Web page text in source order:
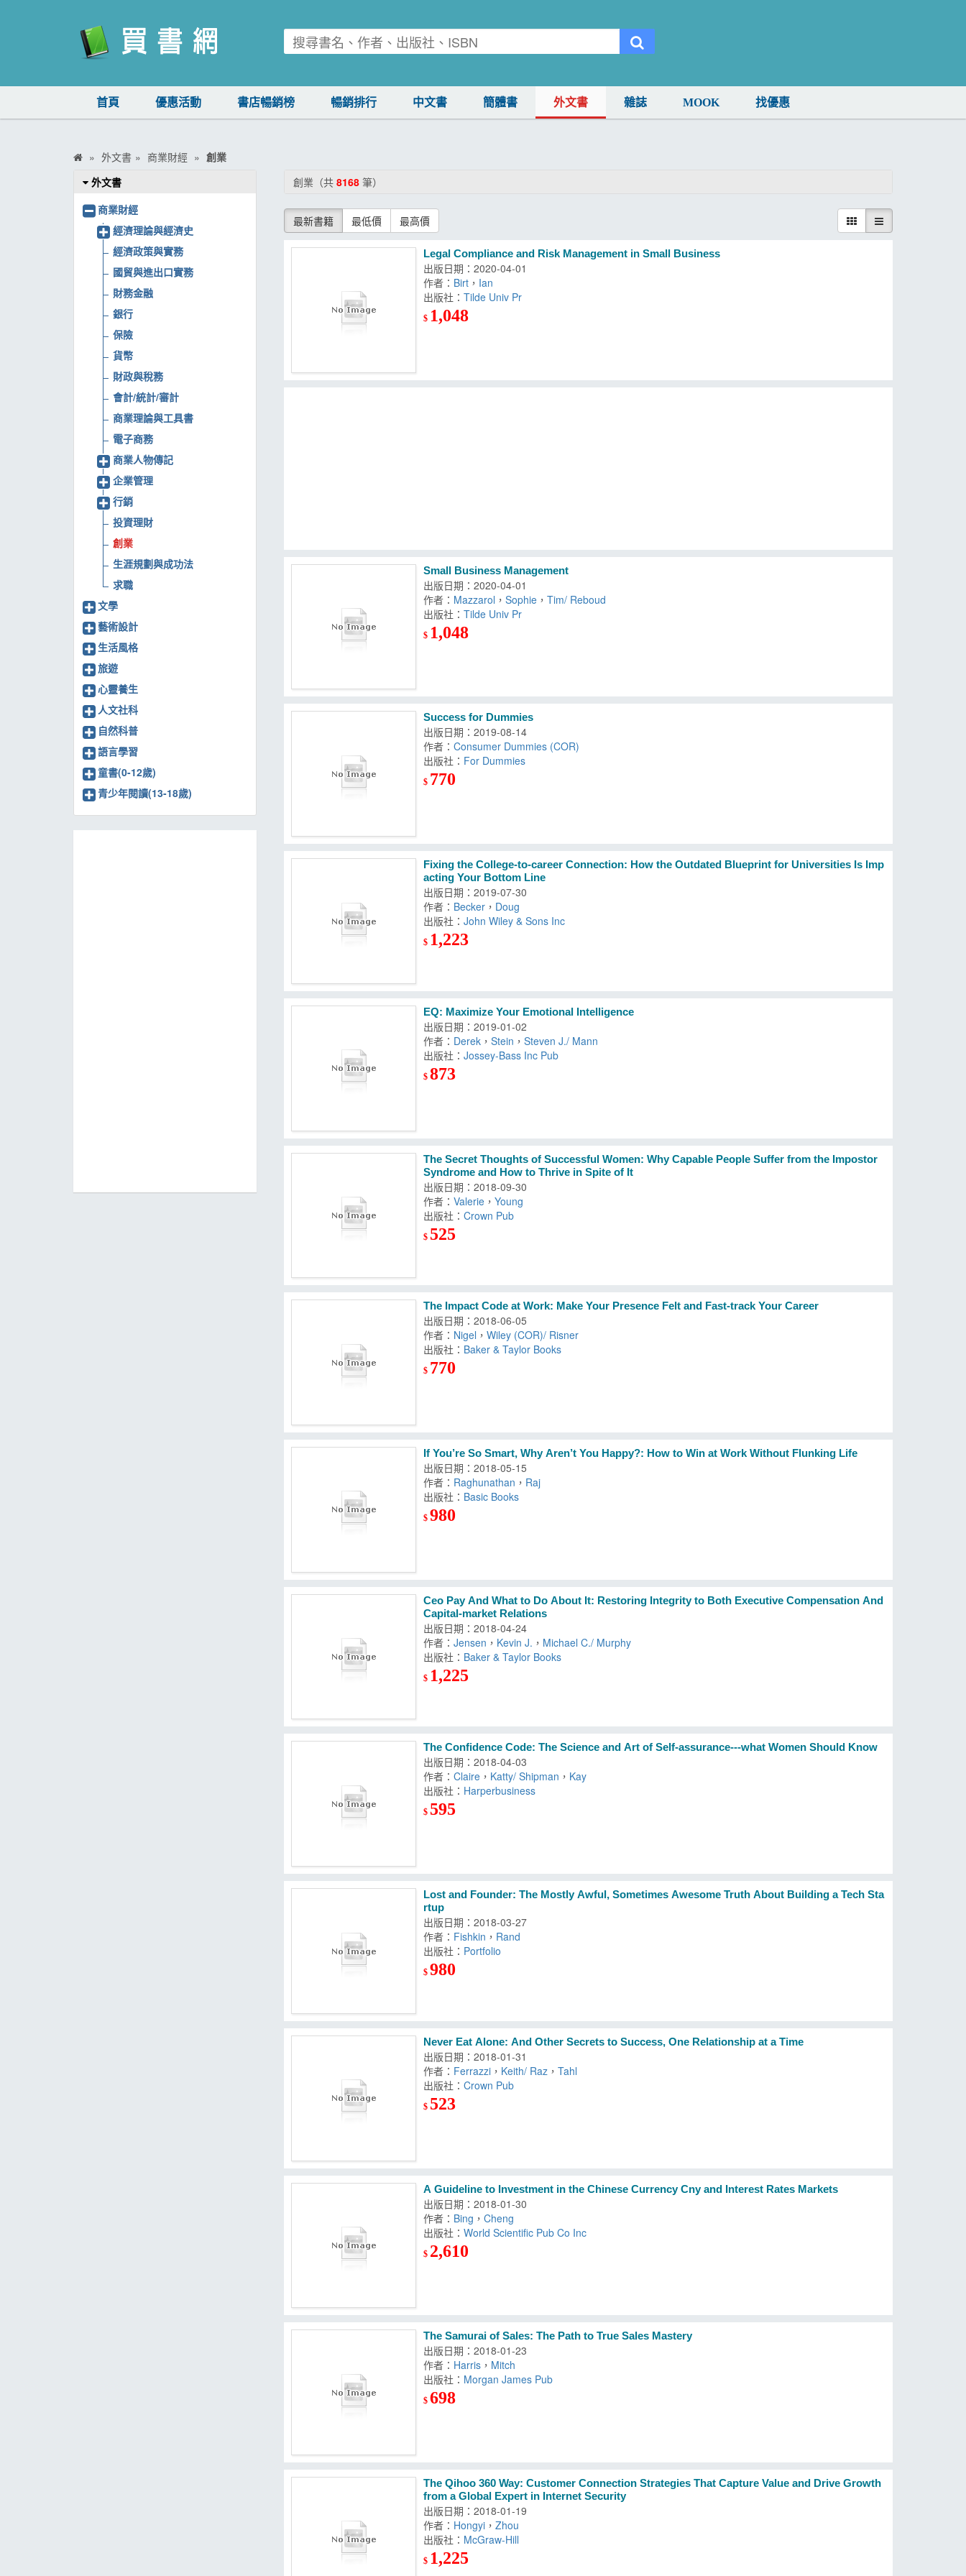
首頁 優惠活動 書店暢銷榜 暢銷排行 中文書 簡體書 外文書 雜誌 MOOK 找優惠
外文書 商業財經
創業
創業（共 8168筆）
最新書籍 最低價 最高價
Legal Compliance and Risk Management in Small Business
出版日期：2020-04-01
作者： Birt ， Ian
出版社：Tilde Univ Pr
$ 1,048
Small Business Management
出版日期：2020-04-01
作者： Mazzarol ，Sophie ，Tim/ Reboud
出版社：Tilde Univ Pr
$ 1,048
Success for Dummies
出版日期：2019-08-14
作者：Consumer Dummies (COR)
出版社： For Dummies
$ 770
Fixing the College-to-career Connection: How the Outdated Blueprint for Universities Is Imp
acting Your Bottom Line
出版日期：2019-07-30
作者： Becker ， Doug
出版社：John Wiley & Sons Inc
$ 1,223
EQ: Maximize Your Emotional Intelligence
出版日期：2019-01-02
作者： Derek ，Stein ，Steven J./ Mann
出版社：Jossey-Bass Inc Pub
$873
The Secret Thoughts of Successful Women: Why Capable People Suffer from the Impostor
Syndrome and How to Thrive in Spite of It
出版日期：2018-09-30
作者：Valerie ，Young
出版社：Crown Pub
$ 525
The Impact Code at Work: Make Your Presence Felt and Fast-track Your Career
出版日期：2018-06-05
作者： Nigel ，Wiley (COR)/ Risner
出版社： Baker & Taylor Books
$ 770
If You’re So Smart, Why Aren’t You Happy?: How to Win at Work Without Flunking Life
出版日期：2018-05-15
作者： Raghunathan ， Raj
出版社： Basic Books
$ 980
Ceo Pay And What to Do About It: Restoring Integrity to Both Executive Compensation And
Capital-market Relations
出版日期：2018-04-24
作者：Jensen ， Kevin J. ， Michael C./ Murphy
出版社： Baker & Taylor Books
$ 1,225
The Confidence Code: The Science and Art of Self-assurance---what Women Should Know
出版日期：2018-04-03
作者：Claire ， Katty/ Shipman ， Kay
出版社： Harperbusiness
$ 595
Lost and Founder: The Mostly Awful, Sometimes Awesome Truth About Building a Tech Sta
rtup
出版日期：2018-03-27
作者： Fishkin ， Rand
出版社： Portfolio
$ 980
Never Eat Alone: And Other Secrets to Success, One Relationship at a Time
出版日期：2018-01-31
作者： Ferrazzi ， Keith/ Raz ，Tahl
出版社：Crown Pub
$ 523
A Guideline to Investment in the Chinese Currency Cny and Interest Rates Markets
出版日期：2018-01-30
作者： Bing ，Cheng
出版社：World Scientific Pub Co Inc
$ 2,610
The Samurai of Sales: The Path to True Sales Mastery
出版日期：2018-01-23
作者： Harris ， Mitch
出版社： Morgan James Pub
$698
The Qihoo 360 Way: Customer Connection Strategies That Capture Value and Drive Growth
from a Global Expert in Internet Security
出版日期：2018-01-19
作者： Hongyi ，Zhou
出版社： McGraw-Hill
$ 1,225
外文書
商業財經
經濟理論與經濟史
經濟政策與實務
國貿與進出口實務
財務金融
銀行
保險
貨幣
財政與稅務
會計/統計/審計
商業理論與工具書
電子商務
商業人物傳記
企業管理
行銷
投資理財
創業
生涯規劃與成功法
求職
文學
藝術設計
生活風格
旅遊
心靈養生
人文社科
自然科普
語言學習
童書(0-12歲)
青少年閱讀(13-18歲)